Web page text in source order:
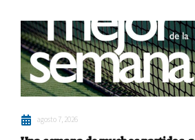
agosto 7, 2026